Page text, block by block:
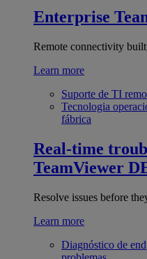
Enterprise
Remote connectivity
Learn more
Suporte de TI
Tecnologia
fábrica
Real-time
TeamViewer
Resolve issues before
Learn more
Diagnóstico de